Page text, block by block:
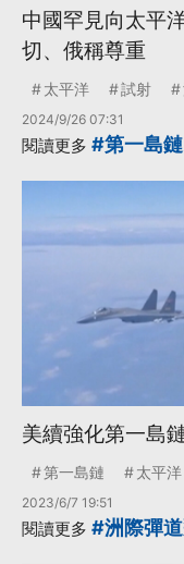
中國罕見向太平
切、俄稱尊重
太平洋 試射
2024/9/26 07:31
閱讀更多 #第一島鏈
美續強化第一島
第一島鏈 太平洋
2023/6/7 19:51
閱讀更多 #洲際彈